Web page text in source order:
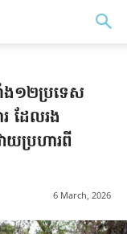
ង១២ប្រទេស
ដែលរង
យប្រហារពី
6 March, 2026